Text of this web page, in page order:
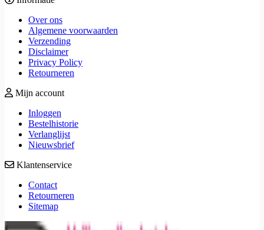
Over ons
Algemene voorwaarden
Verzending
Disclaimer
Privacy Policy
Retourneren
Mijn account
Inloggen
Bestelhistorie
Verlanglijst
Nieuwsbrief
Klantenservice
Contact
Retourneren
Sitemap